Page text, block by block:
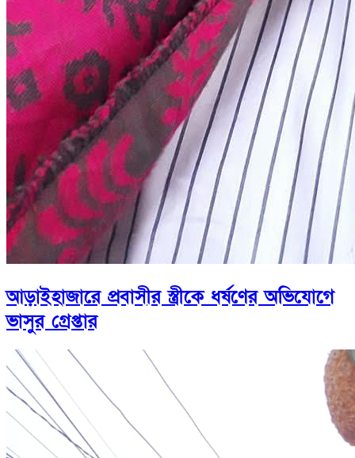
আড়াইহাজারে প্রবাসীর স্ত্রীকে ধর্ষণের অভিযোগে
ভাসুর গ্রেপ্তার